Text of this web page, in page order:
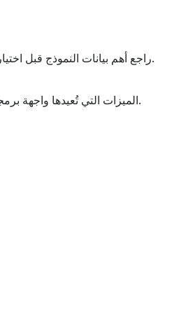
راجع أهم بيانات النموذج قبل اختيار البنية أو تقدير حِمل الإنتاج.
الميزات التي تُعيدها واجهة برمجة تطبيقات النموذج الحالية.